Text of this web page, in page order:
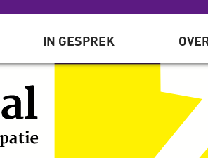
IN GESPREK